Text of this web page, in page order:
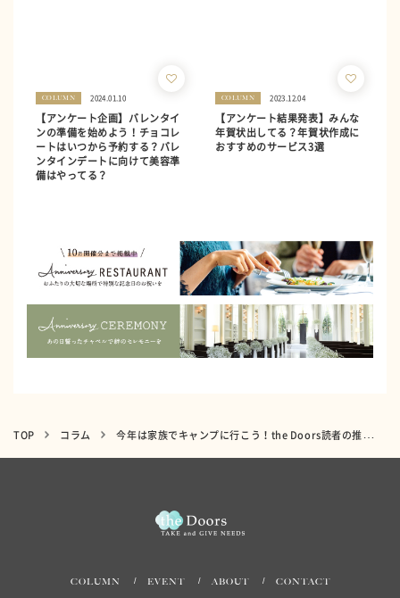
COLUMN 2024.01.10
【アンケート企画】バレンタイ
ンの準備を始めよう！チョコレ
ートはいつから予約する？バレ
ンタインデートに向けて美容準
備はやってる？
COLUMN 2023.12.04
【アンケート結果発表】みんな
年賀状出してる？年賀状作成に
おすすめのサービス3選
TOP コラム 今年は家族でキャンプに行こう！the Doors読者の推しキャンプギア特集
COLUMN EVENT ABOUT CONTACT